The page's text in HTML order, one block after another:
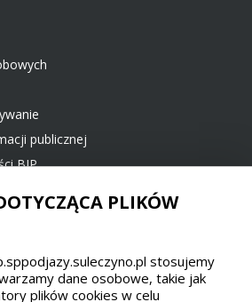
publicznej
BIP
SECTION 508 EAA/EN 301549
PLIKÓW
stosujemy
dane osobowe, takie jak
plików cookies w celu